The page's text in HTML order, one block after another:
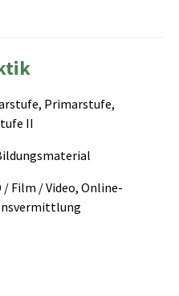
Primarstufe,
II
Film / Video, Online-